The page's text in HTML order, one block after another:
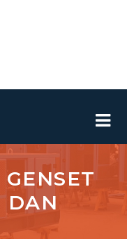
DAN